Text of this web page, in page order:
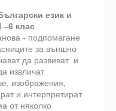
език и
–6 клас
- подпомагане
за външно
да развиват и
извличат
изображения,
и интерпретират
от няколко